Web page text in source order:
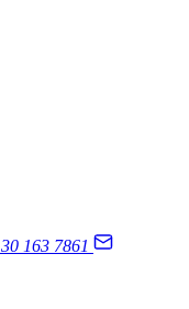
163 7861